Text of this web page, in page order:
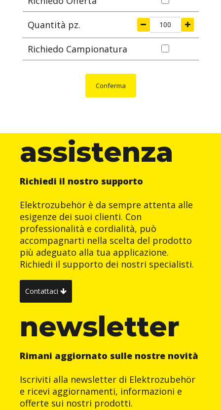
Quantità pz.
Richiedo Campionatura
Conferma
assistenza
Richiedi il nostro supporto
Elektrozubehör è da sempre attenta alle
esigenze dei suoi clienti. Con
professionalità e cordialità, può
accompagnarti nella scelta del prodotto
più adeguato alla tua applicazione.
Richiedi il supporto dei nostri specialisti.
Contattaci
newsletter
Rimani aggiornato sulle nostre novità
Iscriviti alla newsletter di Elektrozubehör
e ricevi aggiornamenti, informazioni e
offerte sui nostri prodotti.